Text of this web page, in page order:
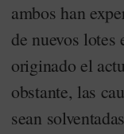
ambos han
de nuevos
originado el
obstante, las
sean